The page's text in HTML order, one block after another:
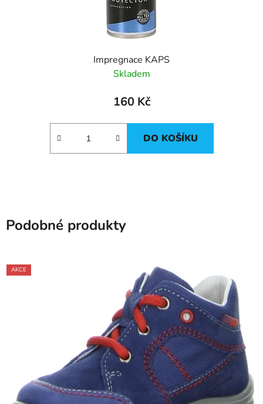
Impregnace KAPS
Skladem
160 Kč
DO KOŠÍKU
Podobné produkty
AKCE